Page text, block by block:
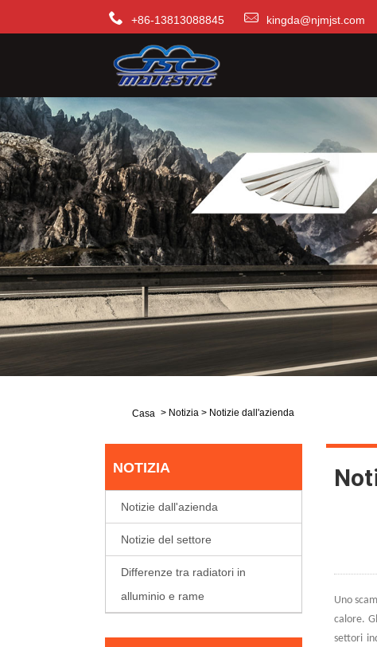
+86-13813088845 kingda@njmjst.com
Casa > Notizia > Notizie dall'azienda
NOTIZIA
Notizie dall'azienda
Notizie del settore
Differenze tra radiatori in
alluminio e rame
Uno
calore.
settori